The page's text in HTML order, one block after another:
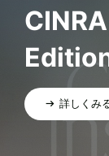
詳しくみ